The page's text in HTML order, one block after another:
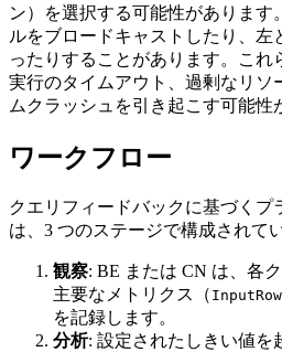
ン）を選択する可能性がありま
ルをブロードキャストしたり、左
ったりすることがあります。これ
実行のタイムアウト、過剰なリソ
ムクラッシュを引き起こす可能性
ワークフロー
クエリフィードバックに基づくプ
は、3 つのステージで構成されて
観察: BE または CN は、各
主要なメトリクス（
を記録します。
分析: 設定されたしきい値を